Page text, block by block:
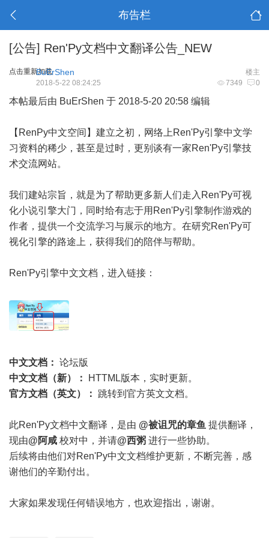
布告栏
[公告] Ren'Py文档中文翻译公告_NEW
点击重新加载 楼主
BuErShen
7349 0
2018-5-22 08:24:25
本帖最后由 BuErShen 于 2018-5-20 20:58 编辑
【 RenPy中文空间 】建立之初，网络上Ren'Py引擎中文学
习资料的稀少，甚至是过时，更别谈有一家Ren'Py引擎技
术交流网站。
我们建站宗旨，就是为了帮助更多新人们走入Ren'Py可视
化小说引擎大门，同时给有志于用Ren'Py引擎制作游戏的
作者，提供一个交流学习与展示的地方。在研究Ren'Py可
视化引擎的路途上，获得我们的陪伴与帮助。
Ren'Py引擎中文文档，进入链接：
中文文档： 论坛版
中文文档（新）：
HTTML版本，实时更新。
官方文档（英文）：
跳转到官方英文文档。
此Ren'Py文档中文翻译，是由 @被诅咒的章鱼 提供翻译，
现由@阿咸 校对中，并请@西粥 进行一些协助。
后续将由他们对Ren'Py中文文档维护更新，不断完善，感
谢他们的辛勤付出。
大家如果发现任何错误地方，也欢迎指出，谢谢。